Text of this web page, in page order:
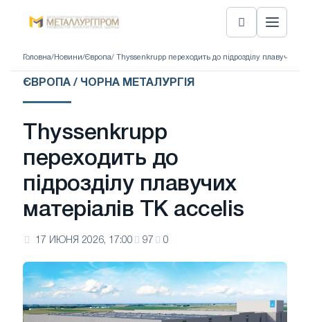
Головна/ Новини/Європа/ Thyssenkrupp переходить до підрозділу плавучих
ЄВРОПА / ЧОРНА МЕТАЛУРГІЯ
Thyssenkrupp
переходить до
підрозділу плавучих
матеріалів TK accelis
17 ИЮНЯ 2026, 17:00 97 0